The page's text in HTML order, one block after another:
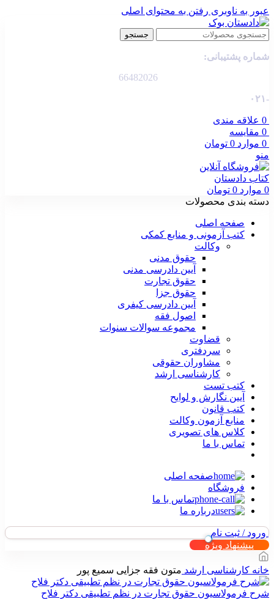
عبور به ناوبری رفتن به محتوای اصلی
جستجو
شماره پشتیبانی:
66482026
-۰۲۱
0 علاقه مندی
0 مقایسه
0 موارد 0 تومان
منو
0 موارد 0 تومان
دسته بندی محصولات
صفحه اصلی
کتب آزمونی و منابع کمکی
وکالت
حقوق مدنی
آیین دادرسی مدنی
حقوق تجارت
حقوق جزا
آیین دادرسی کیفری
اصول فقه
مجموعه سوالات سنوات
قضاوت
سردفتری
مشاوران حقوقی
کارشناسی ارشد
کتب تست
آیین نگارش و لوایح
کتب قانون
منابع آزمون وکالت
کلاس های تصویری
تماس با ما
صفحه اصلی
فروشگاه
تماس با ما
درباره ما
ورود / ثبت نام
پیشنهاد ویژه
خانه کارشناسی ارشد متون فقه جزایی سمیع پور
شرح فرمولاسیون حقوق تجارت در نظم تطبیقی دکتر فلاح